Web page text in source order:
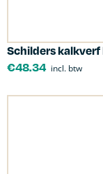
Schilders
€48.34 incl. btw